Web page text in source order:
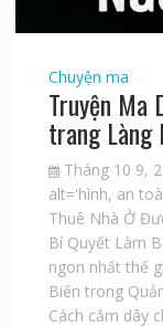
Chuyện ma
Truyện Ma
trang Làng
Tháng 10 9,
alt='hình, an
Thuê Nhà Ở
Bí Quyết Làm
ngon nhất thế
Biến trong
Cách cắm dây